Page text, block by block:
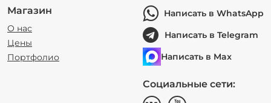
Магазин
О нас
Цены
Портфолио
Написать в WhatsApp
Написать в Telegram
Написать в Max
Социальные сети: